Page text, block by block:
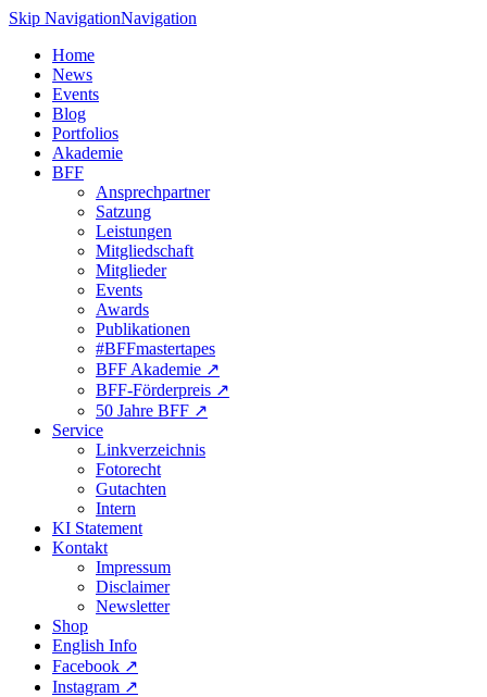
Skip NavigationNavigation
Home
News
Events
Blog
Portfolios
Akademie
BFF
Ansprechpartner
Satzung
Leistungen
Mitgliedschaft
Mitglieder
Events
Awards
Publikationen
#BFFmastertapes
BFF Akademie ↗︎
BFF-Förderpreis ↗︎
50 Jahre BFF ↗︎
Service
Linkverzeichnis
Fotorecht
Gutachten
Intern
KI Statement
Kontakt
Impressum
Disclaimer
Newsletter
Shop
English Info
Facebook ↗︎
Instagram ↗︎